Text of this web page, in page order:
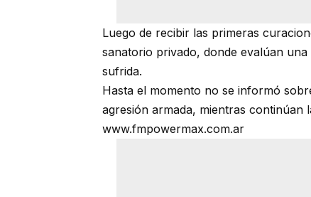
Luego de recibir las primeras
sanatorio privado, donde evalúan
sufrida.
Hasta el momento no se informó
agresión armada, mientras
www.fmpowermax.com.ar